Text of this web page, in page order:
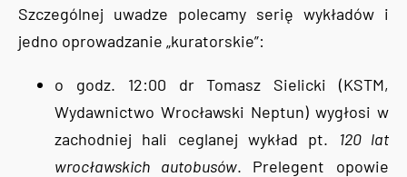
Szczególnej uwadze polecamy serię wykładów i
jedno oprowadzanie „kuratorskie”:
o godz. 12:00 dr Tomasz Sielicki (KSTM,
Wydawnictwo Wrocławski Neptun) wygłosi w
zachodniej hali ceglanej wykład pt.
120 lat
wrocławskich autobusów. Prelegent opowie